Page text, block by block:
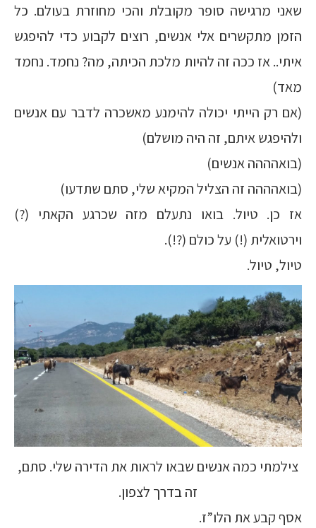
שאני מרגישה סופר מקובלת והכי מחוזרת בעולם. כל
הזמן מתקשרים אלי אנשים, רוצים לקבוע כדי להיפגש
איתי.. אז ככה זה להיות מלכת הכיתה, מה? נחמד. נחמד
מאד)
(אם רק הייתי יכולה להימנע מאשכרה לדבר עם אנשים
ולהיפגש איתם, זה היה מושלם)
(בואהההה אנשים)
(בואהההה זה הצליל המקיא שלי, סתם שתדעו)
אז כן. טיול. בואו נתעלם מזה שכרגע הקאתי (?)
וירטואלית (!) על כולם (?!).
טיול, טיול.
צילמתי כמה אנשים שבאו לראות את הדירה שלי. סתם,
זה בדרך לצפון.
אסף קבע את הלו”ז.